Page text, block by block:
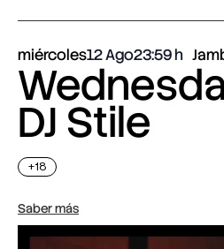
miércoles12 Ago23:59
DJ Stile
+18
Saber más